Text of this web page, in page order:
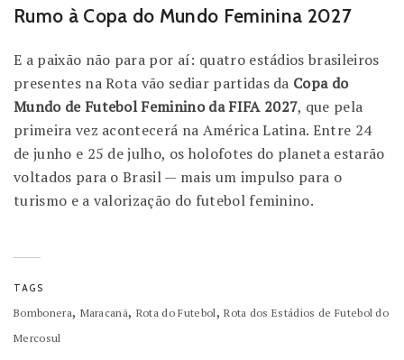
Rumo à Copa do Mundo Feminina 2027
E a paixão não para por aí: quatro estádios brasileiros
presentes na Rota vão sediar partidas da Copa do
Mundo de Futebol Feminino da FIFA 2027, que pela
primeira vez acontecerá na América Latina. Entre 24
de junho e 25 de julho, os holofotes do planeta estarão
voltados para o Brasil — mais um impulso para o
turismo e a valorização do futebol feminino.
TAGS
Bombonera, Maracanã, Rota do Futebol,Rota dos Estádios de Futebol do
Mercosul